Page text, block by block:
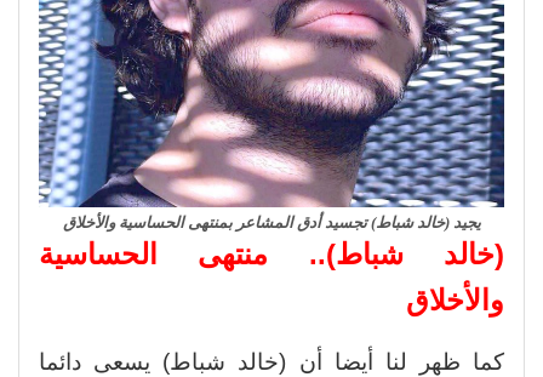
يجيد (خالد شباط) تجسيد أدق المشاعر بمنتهى الحساسية والأخلاق
(خالد شباط).. منتهى الحساسية
والأخلاق
كما ظهر لنا أيضا أن (خالد شباط) يسعى دائما